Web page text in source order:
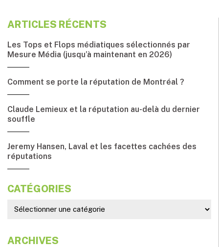
ARTICLES RÉCENTS
Les Tops et Flops médiatiques sélectionnés par
Mesure Média (jusqu’à maintenant en 2026)
Comment se porte la réputation de Montréal ?
Claude Lemieux et la réputation au-delà du dernier
souffle
Jeremy Hansen, Laval et les facettes cachées des
réputations
CATÉGORIES
ARCHIVES